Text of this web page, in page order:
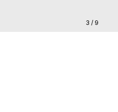
3 / 9